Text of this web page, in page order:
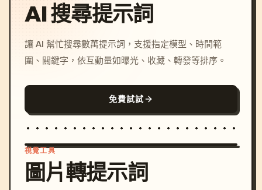
AI 搜尋提示詞
讓 AI 幫忙搜尋數萬提示詞，支援指定模型、時間範
圍、關鍵字，依互動量如曝光、收藏、轉發等排序。
免費試試
視覺工具
圖片轉提示詞